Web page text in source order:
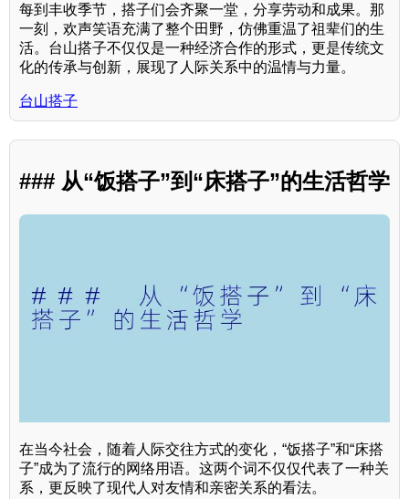
每到丰收季节，搭子们会齐聚一堂，分享劳动和成果。那
一刻，欢声笑语充满了整个田野，仿佛重温了祖辈们的生
活。台山搭子不仅仅是一种经济合作的形式，更是传统文
化的传承与创新，展现了人际关系中的温情与力量。
台山搭子
### 从“饭搭子”到“床搭子”的生活哲学
在当今社会，随着人际交往方式的变化，“饭搭子”和“床搭
子”成为了流行的网络用语。这两个词不仅仅代表了一种关
系，更反映了现代人对友情和亲密关系的看法。